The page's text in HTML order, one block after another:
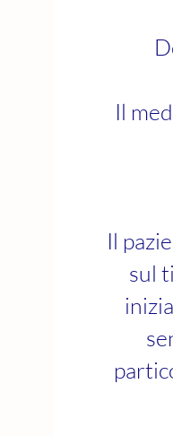
Il
Il
sul